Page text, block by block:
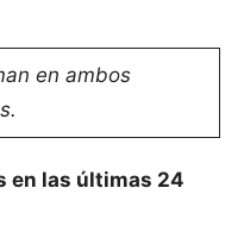
en ambos
en las últimas 24